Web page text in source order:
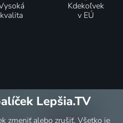
kvalita
Kdekoľvek
v EÚ
Lepšia.TV
zmeniť alebo zrušiť. Všetko je